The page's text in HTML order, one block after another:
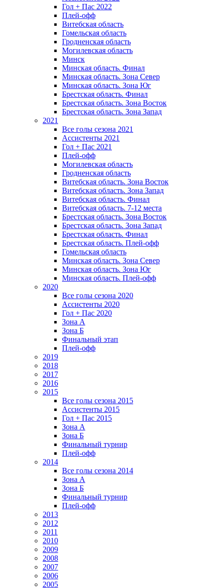
Гол + Пас 2022
Плей-офф
Витебская область
Гомельская область
Гродненская область
Могилевская область
Минск
Mинская область. Финал
Минская область. Зона Север
Минская область. Зона Юг
Брестская область. Финал
Брестская область. Зона Восток
Брестская область. Зона Запад
2021
Все голы сезона 2021
Ассистенты 2021
Гол + Пас 2021
Плей-офф
Могилевская область
Гродненская область
Витебская область. Зона Восток
Витебская область. Зона Запад
Витебская область. Финал
Витебская область. 7-12 места
Брестская область. Зона Восток
Брестская область. Зона Запад
Брестская область. Финал
Брестская область. Плей-офф
Гомельская область
Минская область. Зона Север
Минская область. Зона Юг
Минская область. Плей-офф
2020
Все голы сезона 2020
Ассистенты 2020
Гол + Пас 2020
Зона А
Зона Б
Финальный этап
Плей-офф
2019
2018
2017
2016
2015
Все голы сезона 2015
Ассистенты 2015
Гол + Пас 2015
Зона А
Зона Б
Финальный турнир
Плей-офф
2014
Все голы сезона 2014
Зона А
Зона Б
Финальный турнир
Плей-офф
2013
2012
2011
2010
2009
2008
2007
2006
2005